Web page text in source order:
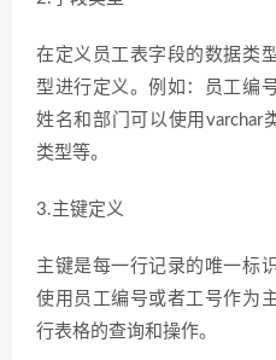
在定义员工表字段的数据类
型进行定义。例如：员工编
姓名和部门可以使用varchar
类型等。
3.主键定义
主键是每一行记录的唯一标
使用员工编号或者工号作为
行表格的查询和操作。